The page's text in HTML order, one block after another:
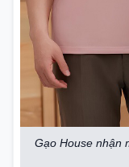
Gạo House nhận